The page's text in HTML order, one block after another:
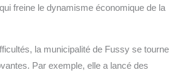
freine le dynamisme économique de la
la municipalité de Fussy se tourne
Par exemple, elle a lancé des